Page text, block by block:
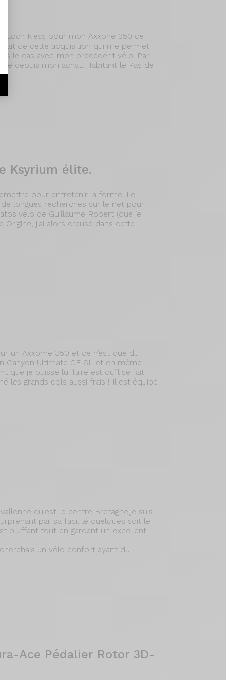
Loch Ness pour mon Axxone 350 ce
de cette acquisition qui me permet
le cas avec mon précédent vélo. Par
depuis mon achat. Habitant le Pas de
Ksyrium élite.
pour entretenir la forme. Le
longues recherches sur le net pour
vélo de Guillaume Robert (que je
j'ai alors creusé dans cette
un Axxome 350 et ce n’est que du
Canyon Ultimate CF SL et en même
que je puisse lui faire est qu’il se fait
les grands cols aussi frais ! Il est équipé
qu'est le centre Bretagne,je suis
par sa facilité quelques soit le
bluffant tout en gardant un excellent
un vélo confort ayant du
Ace Pédalier Rotor 3D-